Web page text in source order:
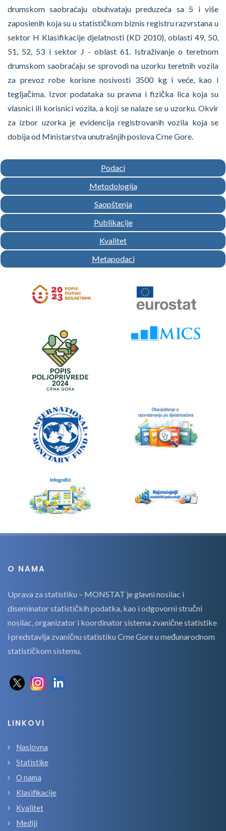
drumskom saobraćaju obuhvataju preduzeća sa 5 i više
zaposlenih koja su u statističkom biznis registru razvrstana u
sektor H Klasifikacije djelatnosti (KD 2010), oblasti 49, 50,
51, 52, 53 i sektor J - oblast 61. Istraživanje o teretnom
drumskom saobraćaju se sprovodi na uzorku teretnih vozila
za prevoz robe korisne nosivosti 3500 kg i veće, kao i
tegljačima. Izvor podataka su pravna i fizička lica koja su
vlasnici ili korisnici vozila, a koji se nalaze se u uzorku. Okvir
za izbor uzorka je evidencija registrovanih vozila koja se
dobija od Ministarstva unutrašnjih poslova Crne Gore.
Podaci
Metodologija
Saopštenja
Publikacije
Kvalitet
Metapodaci
O NAMA
Uprava za statistiku – MONSTAT je glavni nosilac i
diseminator statističkih podatka, kao i odgovorni stručni
nosilac, organizator i koordinator sistema zvanične statistike
i predstavlja zvaničnu statistiku Crne Gore u međunarodnom
statističkom sistemu.
LINKOVI
Naslovna
Statistike
O nama
Klasifikacije
Kvalitet
Mediji